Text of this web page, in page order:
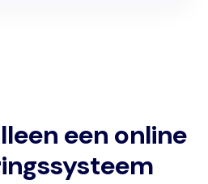
een online